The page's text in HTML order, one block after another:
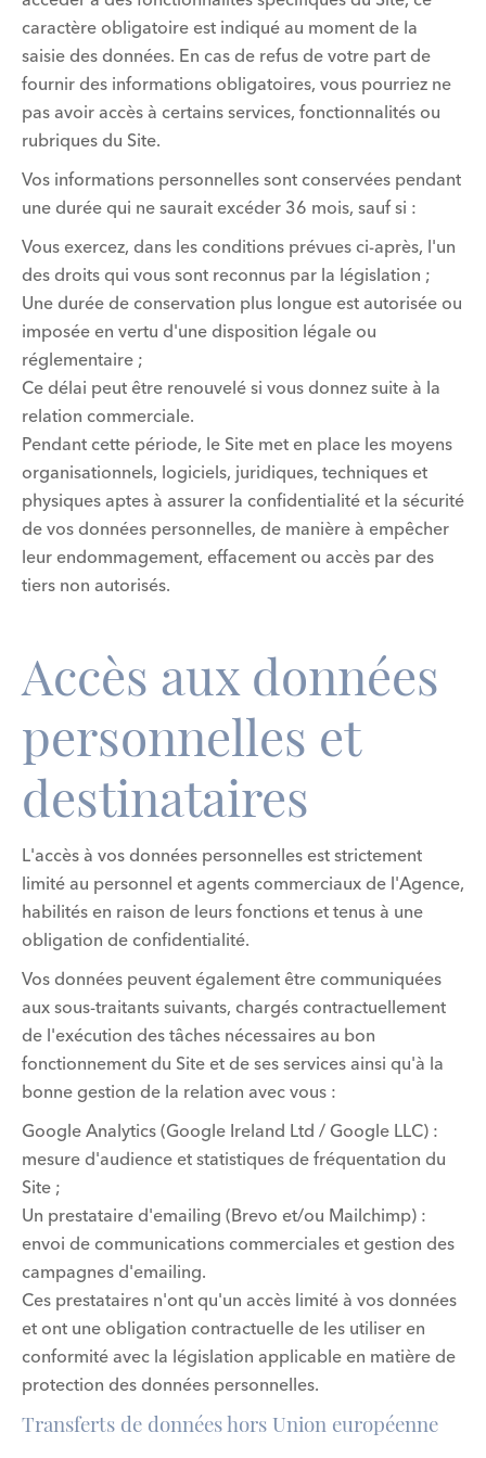
caractère obligatoire est indiqué au moment de la
saisie des données. En cas de refus de votre part de
fournir des informations obligatoires, vous pourriez ne
pas avoir accès à certains services, fonctionnalités ou
rubriques du Site.
Vos informations personnelles sont conservées pendant
une durée qui ne saurait excéder 36 mois, sauf si :
Vous exercez, dans les conditions prévues ci-après, l'un
des droits qui vous sont reconnus par la législation ;
Une durée de conservation plus longue est autorisée ou
imposée en vertu d'une disposition légale ou
réglementaire ;
Ce délai peut être renouvelé si vous donnez suite à la
relation commerciale.
Pendant cette période, le Site met en place les moyens
organisationnels, logiciels, juridiques, techniques et
physiques aptes à assurer la confidentialité et la sécurité
de vos données personnelles, de manière à empêcher
leur endommagement, effacement ou accès par des
tiers non autorisés.
Accès aux données
personnelles et
destinataires
L'accès à vos données personnelles est strictement
limité au personnel et agents commerciaux de l'Agence,
habilités en raison de leurs fonctions et tenus à une
obligation de confidentialité.
Vos données peuvent également être communiquées
aux sous-traitants suivants, chargés contractuellement
de l'exécution des tâches nécessaires au bon
fonctionnement du Site et de ses services ainsi qu'à la
bonne gestion de la relation avec vous :
Google Analytics (Google Ireland Ltd / Google LLC) :
mesure d'audience et statistiques de fréquentation du
Site ;
Un prestataire d'emailing (Brevo et/ou Mailchimp) :
envoi de communications commerciales et gestion des
campagnes d'emailing.
Ces prestataires n'ont qu'un accès limité à vos données
et ont une obligation contractuelle de les utiliser en
conformité avec la législation applicable en matière de
protection des données personnelles.
Transferts de données hors Union européenne